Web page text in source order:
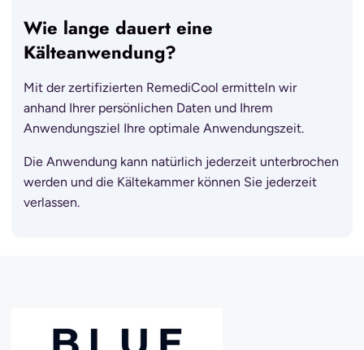
Wie lange dauert eine
Kälteanwendung?
Mit der zertifizierten RemediCool ermitteln wir
anhand Ihrer persönlichen Daten und Ihrem
Anwendungsziel Ihre optimale Anwendungszeit.
Die Anwendung kann natürlich jederzeit unterbrochen
werden und die Kältekammer können Sie jederzeit
verlassen.